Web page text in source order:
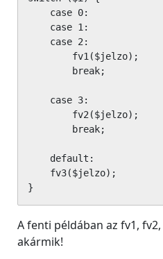
    case 0:
    case 1:
    case 2:
        fv1($jelzo);
        break;
    case 3:
        fv2($jelzo);
        break;
    default:
    fv3($jelzo);
}
A fenti példában az fv1,
akármik!